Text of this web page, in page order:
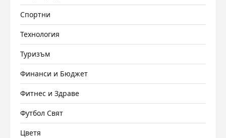
Спортни
Технология
Туризъм
Финанси и Бюджет
Фитнес и Здраве
Футбол Свят
Цветя